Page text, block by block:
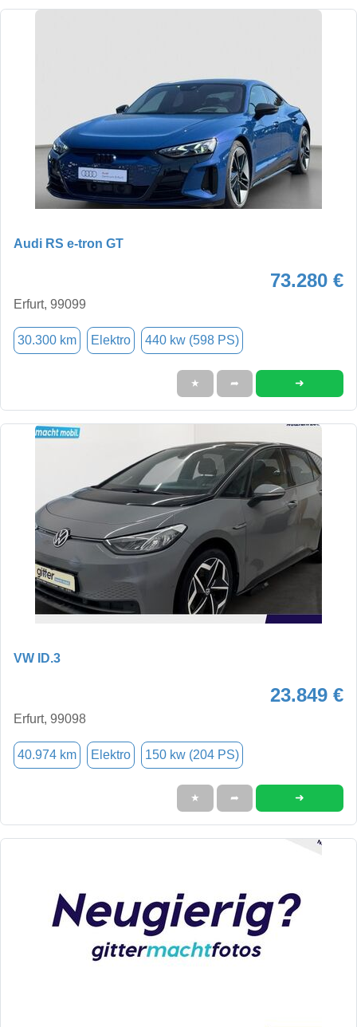
Audi RS e-tron GT
73.280 €
Erfurt, 99099
30.300 km Elektro 440 kw (598 PS)
★ ➦ ➜
VW ID.3
23.849 €
Erfurt, 99098
40.974 km Elektro 150 kw (204 PS)
★ ➦ ➜